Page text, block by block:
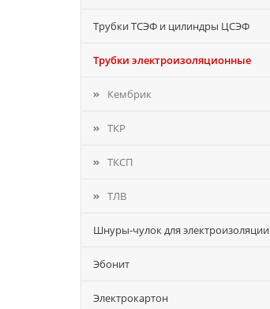
Трубки ТСЭФ и цилиндры ЦСЭФ
Трубки электроизоляционные
Кембрик
ТКР
ТКСП
ТЛВ
Шнуры-чулок для электроизоляции
Эбонит
Электрокартон